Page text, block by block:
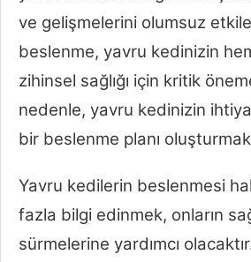
ve gelişmelerini olumsuz
beslenme, yavru kedinizin
zihinsel sağlığı için kritik
nedenle, yavru kedinizin
bir beslenme planı
Yavru kedilerin beslenmesi
fazla bilgi edinmek, onların
sürmelerine yardımcı